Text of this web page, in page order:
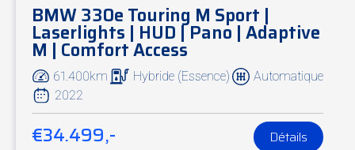
BMW 330e Touring M Sport |
Laserlights | HUD | Pano | Adaptive
M | Comfort Access
61.400km Hybride (Essence)
Automatique
2022
€34.499,- Détails